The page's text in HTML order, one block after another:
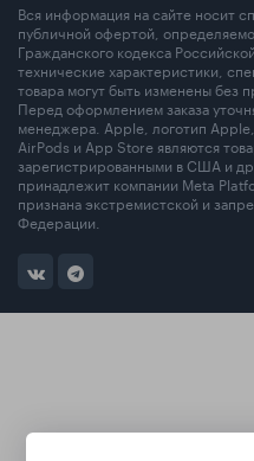
Вся информация на сайте носит
публичной офертой,
Гражданского кодекса
технические характеристики,
товара могут быть изменены без
Перед оформлением заказа
менеджера. Apple, логотип
AirPods и App Store являются
зарегистрированными в США и
принадлежит компании Meta
признана экстремистской и
Федерации.